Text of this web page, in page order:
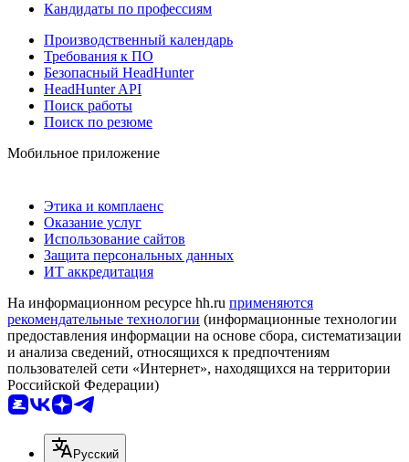
Кандидаты по профессиям
Производственный календарь
Требования к ПО
Безопасный HeadHunter
HeadHunter API
Поиск работы
Поиск по резюме
Мобильное приложение
Этика и комплаенс
Оказание услуг
Использование сайтов
Защита персональных данных
ИТ аккредитация
На информационном ресурсе hh.ru применяются
рекомендательные технологии (информационные технологии
предоставления информации на основе сбора, систематизации
и анализа сведений, относящихся к предпочтениям
пользователей сети «Интернет», находящихся на территории
Российской Федерации)
Русский